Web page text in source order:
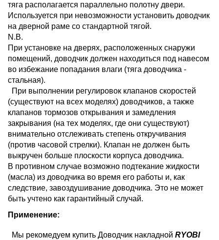
тяга располагается параллельно полотну двери.
Используется при невозможности установить доводчик
на дверной раме со стандартной тягой.
N.B.
При установке на дверях, расположенных снаружи
помещений, доводчик должен находиться под навесом
во избежание попадания влаги (тяга доводчика -
стальная).
При выполнении регулировок клапанов скоростей
(существуют на всех моделях) доводчиков, а также
клапанов тормозов открывания и замедления
закрывания (на тех моделях, где они существуют)
внимательно отслеживать степень откручивания
(против часовой стрелки). Клапан не должен быть
выкручен больше плоскости корпуса доводчика.
В противном случае возможно подтекание жидкости
(масла) из доводчика во время его работы и, как
следствие, завоздушивание доводчика. Это не может
быть учтено как гарантийный случай.
Применение:
Мы рекомедуем купить Доводчик накладной RYOBI